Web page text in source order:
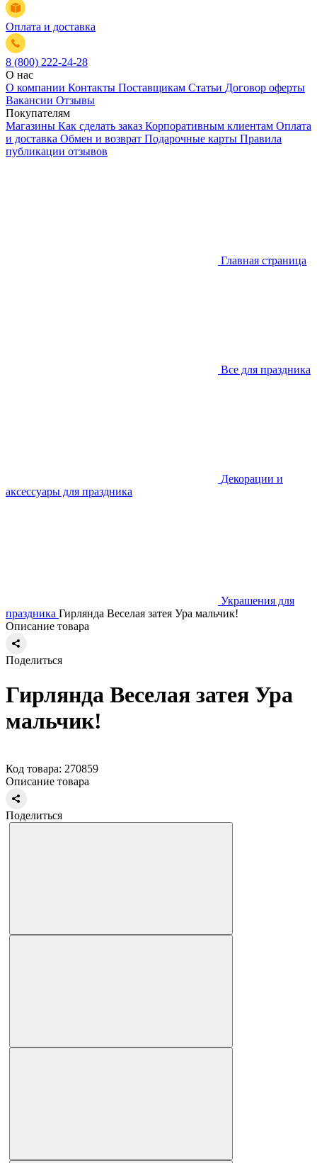
Оплата и доставка
8 (800) 222-24-28
О нас
О компании Контакты Поставщикам Статьи Договор оферты
Вакансии Отзывы
Покупателям
Магазины Как сделать заказ Корпоративным клиентам Оплата
и доставка Обмен и возврат Подарочные карты Правила
публикации отзывов
Главная страница
Все для праздника
Декорации и
аксессуары для праздника
Украшения для
праздника Гирлянда Веселая затея Ура мальчик!
Описание товара
Поделиться
Гирлянда Веселая затея Ура
мальчик!
Код товара: 270859
Описание товара
Поделиться